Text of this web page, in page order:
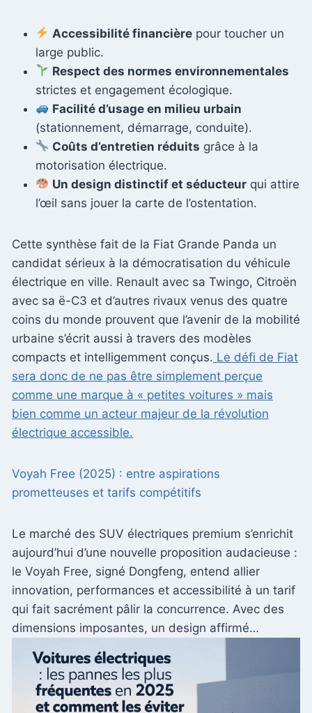
Accessibilité financière pour toucher un
large public.
Respect des normes environnementales
strictes et engagement écologique.
Facilité d’usage en milieu urbain
(stationnement, démarrage, conduite).
Coûts d’entretien réduits grâce à la
motorisation électrique.
Un design distinctif et séducteur qui attire
l’œil sans jouer la carte de l’ostentation.
Cette synthèse fait de la Fiat Grande Panda un
candidat sérieux à la démocratisation du véhicule
électrique en ville. Renault avec sa Twingo, Citroën
avec sa ë-C3 et d’autres rivaux venus des quatre
coins du monde prouvent que l’avenir de la mobilité
urbaine s’écrit aussi à travers des modèles
compacts et intelligemment conçus. Le défi de Fiat
sera donc de ne pas être simplement perçue
comme une marque à « petites voitures » mais
bien comme un acteur majeur de la révolution
électrique accessible.
Voyah Free (2025) : entre aspirations
prometteuses et tarifs compétitifs
Le marché des SUV électriques premium s’enrichit
aujourd’hui d’une nouvelle proposition audacieuse :
le Voyah Free, signé Dongfeng, entend allier
innovation, performances et accessibilité à un tarif
qui fait sacrément pâlir la concurrence. Avec des
dimensions imposantes, un design affirmé…